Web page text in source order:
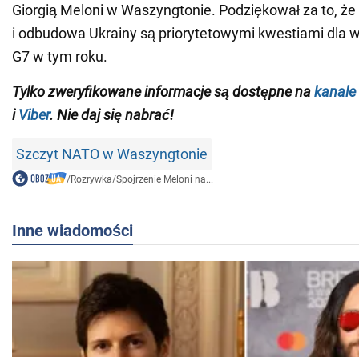
Giorgią Meloni w Waszyngtonie. Podziękował za to,
i odbudowa Ukrainy są priorytetowymi kwestiami dla
G7 w tym roku.
Tylko zweryfikowane informacje są dostępne nakanale
iViber. Nie daj się nabrać!
Szczyt NATO w Waszyngtonie
/Rozrywka/Spojrzenie Meloni na...
Inne wiadomości